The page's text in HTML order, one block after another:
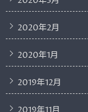
2020年2月
2020年1月
2019年12月